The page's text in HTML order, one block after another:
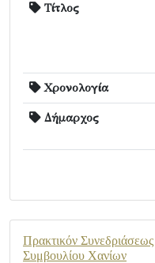
Τίτλος
Χρονολογία
Δήμαρχος
Πρακτικόν
Συμβουλίου Χανίων